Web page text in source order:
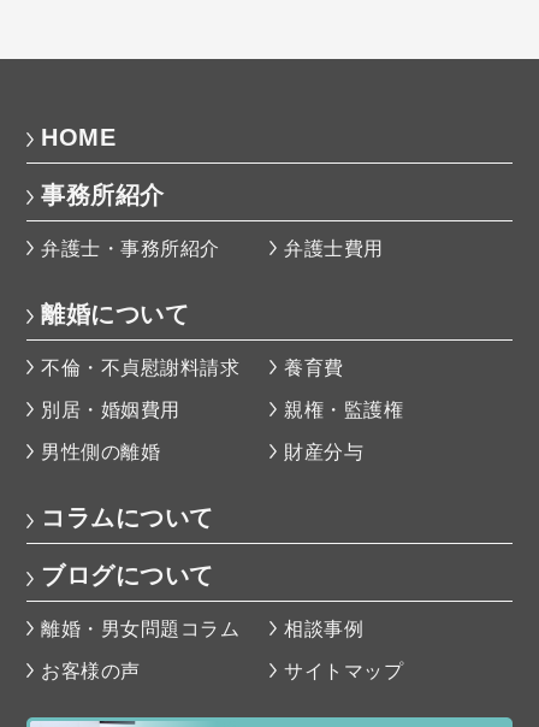
HOME
事務所紹介
弁護士・事務所紹介 弁護士費用
離婚について
不倫・不貞慰謝料請求
養育費
別居・婚姻費用
親権・監護権
男性側の離婚
財産分与
コラムについて
ブログについて
離婚・男女問題コラム
相談事例
お客様の声
サイトマップ